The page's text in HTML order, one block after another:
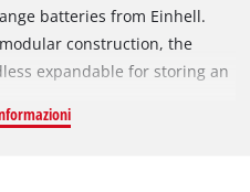
batteries from Einhell.
construction, the
expandable for storing an
scalability for any